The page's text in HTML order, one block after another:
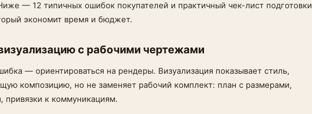
— 12 типичных ошибок покупателей и практичный чек-лист подготовки
экономит время и бюджет.
с рабочими чертежами
— ориентироваться на рендеры. Визуализация показывает стиль,
композицию, но не заменяет рабочий комплект: план с размерами,
привязки к коммуникациям.